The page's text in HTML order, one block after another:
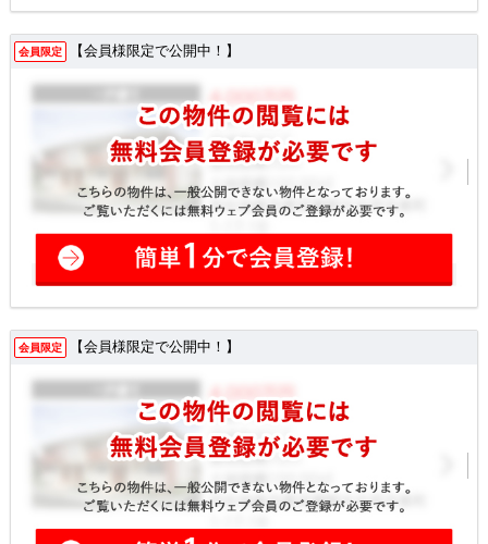
会員限定 【会員様限定で公開中！】
会員限定 【会員様限定で公開中！】